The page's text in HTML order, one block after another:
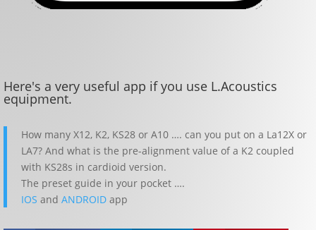
Here's a very useful app if you use L.Acoustics
equipment.
How many X12, K2, KS28 or A10 …. can you put on a La12X or
LA7? And what is the pre-alignment value of a K2 coupled
with KS28s in cardioid version.
The preset guide in your pocket ….
IOS andANDROID app